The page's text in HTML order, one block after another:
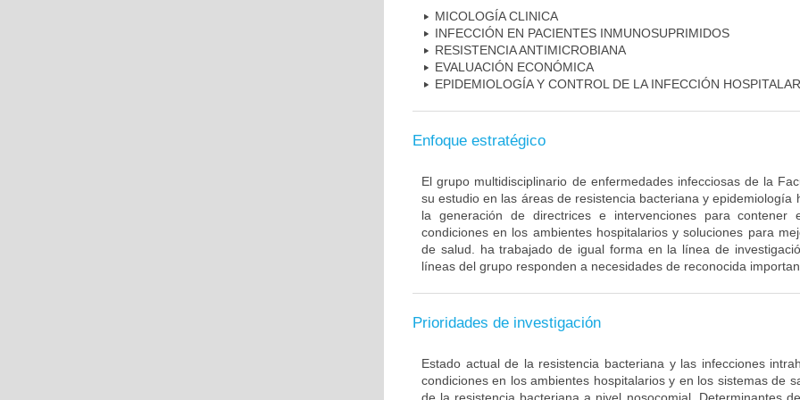
MICOLOGÍA CLINICA
INFECCIÓN EN PACIENTES INMUNOSUPRIMIDOS
RESISTENCIA ANTIMICROBIANA
EVALUACIÓN ECONÓMICA
EPIDEMIOLOGÍA Y CONTROL DE LA INFECCIÓN
Enfoque estratégico
El grupo multidisciplinario de enfermedades infecciosas de la
su estudio en las áreas de resistencia bacteriana y epidemiología
la generación de directrices e intervenciones para contener
condiciones en los ambientes hospitalarios y soluciones para
de salud. ha trabajado de igual forma en la línea de
líneas del grupo responden a necesidades de reconocida
Prioridades de investigación
Estado actual de la resistencia bacteriana y las infecciones
condiciones en los ambientes hospitalarios y en los sistemas de